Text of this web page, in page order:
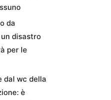
da
disastro
per le
dal wc della
è